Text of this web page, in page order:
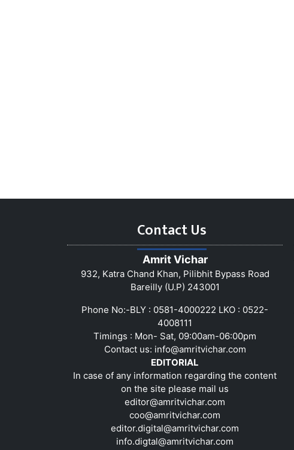
Contact Us
Amrit Vichar
932, Katra Chand Khan, Pilibhit Bypass Road
Bareilly (U.P) 243001
Phone No:-BLY : 0581-4000222 LKO : 0522-
4008111
Timings : Mon- Sat, 09:00am-06:00pm
Contact us: info@amritvichar.com
EDITORIAL
In case of any information regarding the content
on the site please mail us
editor@amritvichar.com
coo@amritvichar.com
editor.digital@amritvichar.com
info.digtal@amritvichar.com